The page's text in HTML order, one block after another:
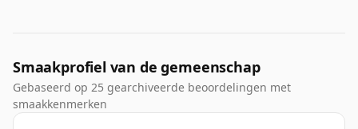
Smaakprofiel van de gemeenschap
Gebaseerd op 25 gearchiveerde beoordelingen met
smaakkenmerken